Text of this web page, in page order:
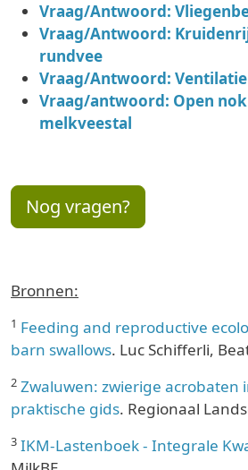
Vraag/Antwoord:
Vraag/Antwoord:
rundvee
Vraag/Antwoord:
Vraag/antwoord: Open
melkveestal
Nog vragen?
Bronnen:
1 Feeding and reproductive
barn swallows. Luc Schifferli,
2 Zwaluwen: zwierige acrobaten
praktische gids. Regionaal
3 IKM-Lastenboek - Integrale